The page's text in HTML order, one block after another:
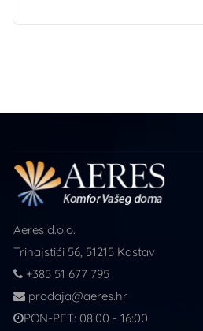
Aeres d.o.o.
Trinajstići 56, 51215 Kastav
+385 51 677 795
prodaja@aeres.hr
PON-PET: 08:00 - 16:00